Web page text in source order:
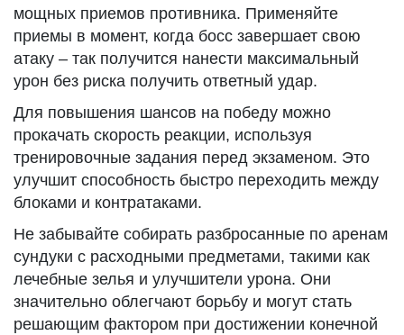
мощных приемов противника. Применяйте
приемы в момент, когда босс завершает свою
атаку – так получится нанести максимальный
урон без риска получить ответный удар.
Для повышения шансов на победу можно
прокачать скорость реакции, используя
тренировочные задания перед экзаменом. Это
улучшит способность быстро переходить между
блоками и контратаками.
Не забывайте собирать разбросанные по аренам
сундуки с расходными предметами, такими как
лечебные зелья и улучшители урона. Они
значительно облегчают борьбу и могут стать
решающим фактором при достижении конечной